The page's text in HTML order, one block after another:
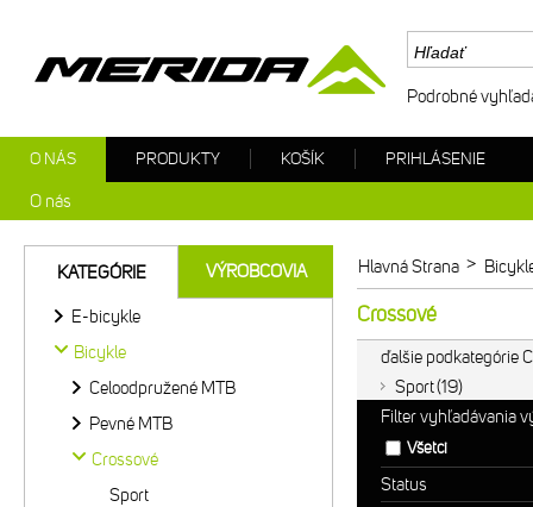
Hlavná Strana >
Crossové
ďalšie podkategórie
Sport 19
Filter vyhľadávania
Všetci
Status
KATEGÓRIE VÝROBCOVIA
E-bicykle
Bicykle
Celoodpružené MTB
Pevné MTB
Crossové
Sport
Podrobné
O NÁS
O nás
PRODUKTY KOŠÍK PRIHLÁSENIE